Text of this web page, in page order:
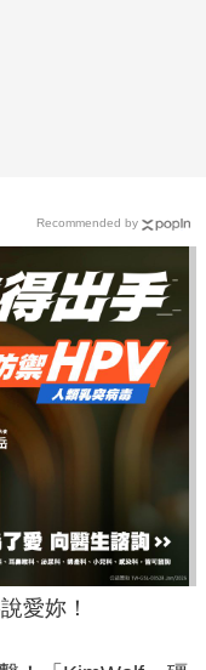
愛妳！
Recommended by